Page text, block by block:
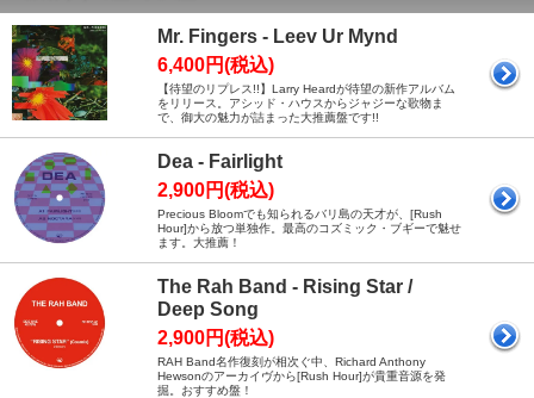
Mr. Fingers - Leev Ur Mynd
6,400円(税込)
【待望のリプレス!!】Larry Heardが待望の新作アルバム
をリリース。アシッド・ハウスからジャジーな歌物ま
で、御大の魅力が詰まった大推薦盤です!!
Dea - Fairlight
2,900円(税込)
Precious Bloomでも知られるバリ島の天才が、[Rush
Hour]から放つ単独作。最高のコズミック・ブギーで魅せ
ます。大推薦！
The Rah Band - Rising Star /
Deep Song
2,900円(税込)
RAH Band名作復刻が相次ぐ中、Richard Anthony
Hewsonのアーカイヴから[Rush Hour]が貴重音源を発
掘。おすすめ盤！